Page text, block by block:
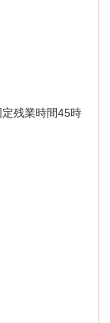
残業時間45時